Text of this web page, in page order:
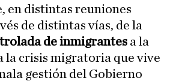
en distintas reuniones
de distintas vías, de la
de inmigrantes a la
la crisis migratoria que vive
gestión del Gobierno